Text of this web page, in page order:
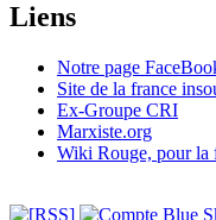
Liens
Notre page
Site de la france
Ex-Groupe CRI
Marxiste.org
Wiki Rouge, pour la